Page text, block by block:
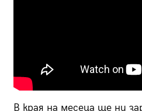
В края на месеца ще ни